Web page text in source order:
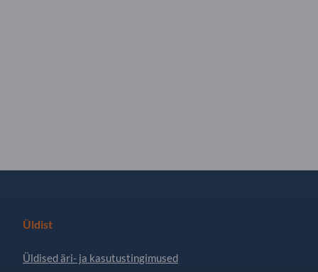
Üldist
Üldised äri- ja kasutustingimused